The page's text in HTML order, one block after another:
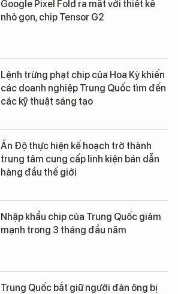
Google Pixel Fold ra mắt với thiết kế
nhỏ gọn, chip Tensor G2
Lệnh trừng phạt chip của Hoa Kỳ khiến
các doanh nghiệp Trung Quốc tìm đến
các kỹ thuật sáng tạo
Ấn Độ thực hiện kế hoạch trở thành
trung tâm cung cấp linh kiện bán dẫn
hàng đầu thế giới
Nhập khẩu chip của Trung Quốc giảm
mạnh trong 3 tháng đầu năm
Trung Quốc bắt giữ người đàn ông bị